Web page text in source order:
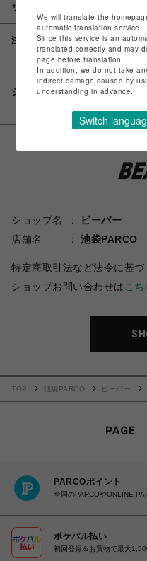
サイズ
注意事項
シェアする
ショップ名
ビーバー
店舗名
池袋PARCO
特定商取引法など法令に基づ
ショップお問い合わせは こち
TOP 池袋PARCO ビーバー
PARCOポイント
全国のPARCOやONLINE
ポケパル払い
初回登録＆お買物で最大
We will translate the
automatic translation service.
Since this service is an
translated correctly and may
page before translation.
In addition, we do not take
indirect damage caused by
understanding in advance.
Switch